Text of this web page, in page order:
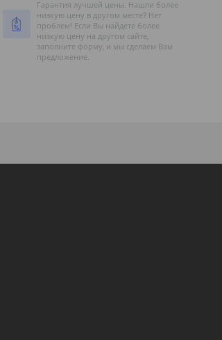
Гарантия лучшей цены. Нашли более
низкую цену в другом месте? Нет
проблем! Если Вы найдете более
низкую цену на другом сайте,
заполните форму, и мы сделаем Вам
предложение.